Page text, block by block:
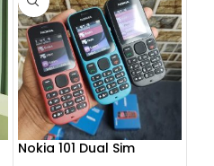
Nokia 101 Dual Sim